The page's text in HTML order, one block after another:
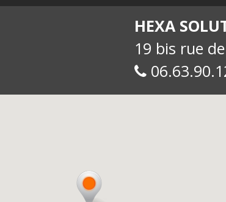
Maguy -
E-
HEXA
19 bis rue